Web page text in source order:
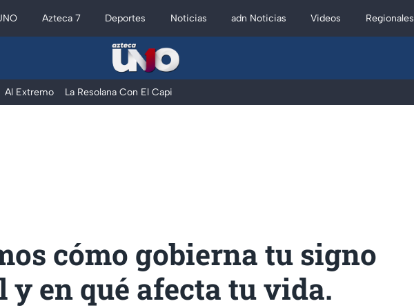
Azteca 7 Deportes Noticias adn Noticias Videos Regionales
Al Extremo La Resolana Con El Capi
cómo gobierna tu signo
y en qué afecta tu vida.